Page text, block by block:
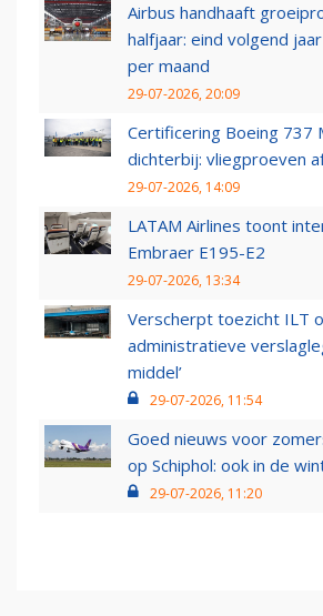
Airbus handhaaft
halfjaar: eind volgend
per maand
29-07-2026, 20:09
Certificering Boeing 737
dichterbij: vliegproeven
29-07-2026, 14:09
LATAM Airlines toont
Embraer E195-E2
29-07-2026, 13:34
Verscherpt toezicht ILT
administratieve
middel’
29-07-2026, 11:54
Goed nieuws voor
op Schiphol: ook in de
29-07-2026, 11:20